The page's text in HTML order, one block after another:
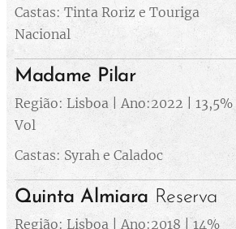
Castas: Tinta Roriz e Touriga
Nacional
Madame Pilar
Região: Lisboa | Ano:2022 | 13,5%
Vol
Castas: Syrah e Caladoc
Quinta Almiara Reserva
Região: Lisboa | Ano:2018 | 14%